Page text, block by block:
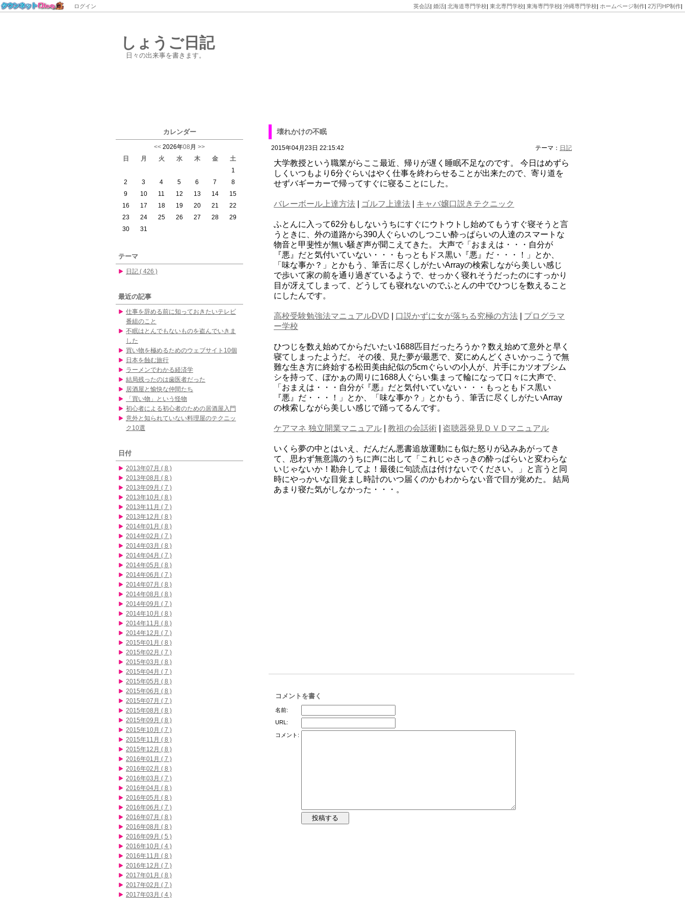
ログイン 英会話| 婚活| 北海道専門学校| 東北専門学校| 東海専門学校| 沖縄専門学校| ホームページ制作| 2万円HP制作|
しょうご日記
日々の出来事を書きます。
壊れかけの不眠
2015年04月23日 22:15:42 テーマ： 日記
大学教授という職業がらここ最近、帰りが遅く睡眠不足なのです。 今日はめずら
しくいつもより6分ぐらいはやく仕事を終わらせることが出来たので、寄り道を
せずバギーカーで帰ってすぐに寝ることにした。
バレーボール上達方法 ゴルフ上達法 キャバ嬢口説きテクニック
ふとんに入って62分もしないうちにすぐにウトウトし始めてもうすぐ寝そうと言
うときに、外の道路から390人ぐらいのしつこい酔っぱらいの人達のスマートな
物音と甲斐性が無い騒ぎ声が聞こえてきた。 大声で「おまえは・・・自分が
『悪』だと気付いていない・・・もっともドス黒い『悪』だ・・・！」とか、
「味な事か？」とかもう、筆舌に尽くしがたいArrayの検索しながら美しい感じ
で歩いて家の前を通り過ぎているようで、せっかく寝れそうだったのにすっかり
目が冴えてしまって、どうしても寝れないのでふとんの中でひつじを数えること
にしたんです。
高校受験勉強法マニュアルDVD 口説かずに女が落ちる究極の方法
プログラマ
ー学校
ひつじを数え始めてからだいたい1688匹目だったろうか？数え始めて意外と早く
寝てしまったようだ。 その後、見た夢が最悪で、変にめんどくさいかっこうで無
難な生き方に終始する松田美由紀似の5cmぐらいの小人が、片手にカツオブシム
シを持って、ぼかぁの周りに1688人ぐらい集まって輪になって口々に大声で、
「おまえは・・・自分が『悪』だと気付いていない・・・もっともドス黒い
『悪』だ・・・！」とか、「味な事か？」とかもう、筆舌に尽くしがたいArray
の検索しながら美しい感じで踊ってるんです。
ケアマネ 独立開業マニュアル 教祖の会話術 盗聴器発見ＤＶＤマニュアル
いくら夢の中とはいえ、だんだん悪書追放運動にも似た怒りが込みあがってき
て、思わず無意識のうちに声に出して「これじゃさっきの酔っぱらいと変わらな
いじゃないか！勘弁してよ！最後に句読点は付けないでください。」と言うと同
時にやっかいな目覚まし時計のいつ届くのかもわからない音で目が覚めた。 結局
あまり寝た気がしなかった・・・。
コメントを書く
名前:
URL:
コメント:
カレンダー
<< 2026年08 月 >>
日
月 火 水 木 金
土
1
2
3 4 5 6 7
8
9
10 11 12 13 14
15
16
17 18 19 20 21
22
23
24 25 26 27 28
29
30
31
テーマ
日記 ( 426 )
最近の記事
仕事を辞める前に知っておきたいテレビ
番組のこと
不眠はとんでもないものを盗んでいきま
した
買い物を極めるためのウェブサイト10個
日本を蝕む旅行
ラーメンでわかる経済学
結局残ったのは歯医者だった
居酒屋と愉快な仲間たち
「買い物」という怪物
初心者による初心者のための居酒屋入門
意外と知られていない料理屋のテクニッ
ク10選
日付
2013年07月 ( 8 )
2013年08月 ( 8 )
2013年09月 ( 7 )
2013年10月 ( 8 )
2013年11月 ( 7 )
2013年12月 ( 8 )
2014年01月 ( 8 )
2014年02月 ( 7 )
2014年03月 ( 8 )
2014年04月 ( 7 )
2014年05月 ( 8 )
2014年06月 ( 7 )
2014年07月 ( 8 )
2014年08月 ( 8 )
2014年09月 ( 7 )
2014年10月 ( 8 )
2014年11月 ( 8 )
2014年12月 ( 7 )
2015年01月 ( 8 )
2015年02月 ( 7 )
2015年03月 ( 8 )
2015年04月 ( 7 )
2015年05月 ( 8 )
2015年06月 ( 8 )
2015年07月 ( 7 )
2015年08月 ( 8 )
2015年09月 ( 8 )
2015年10月 ( 7 )
2015年11月 ( 8 )
2015年12月 ( 8 )
2016年01月 ( 7 )
2016年02月 ( 8 )
2016年03月 ( 7 )
2016年04月 ( 8 )
2016年05月 ( 8 )
2016年06月 ( 7 )
2016年07月 ( 8 )
2016年08月 ( 8 )
2016年09月 ( 5 )
2016年10月 ( 4 )
2016年11月 ( 8 )
2016年12月 ( 7 )
2017年01月 ( 8 )
2017年02月 ( 7 )
2017年03月 ( 4 )